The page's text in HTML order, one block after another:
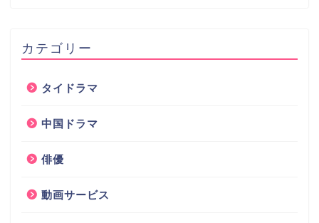
カテゴリー
タイドラマ
中国ドラマ
俳優
動画サービス